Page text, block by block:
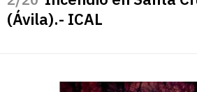
(Ávila).- ICAL